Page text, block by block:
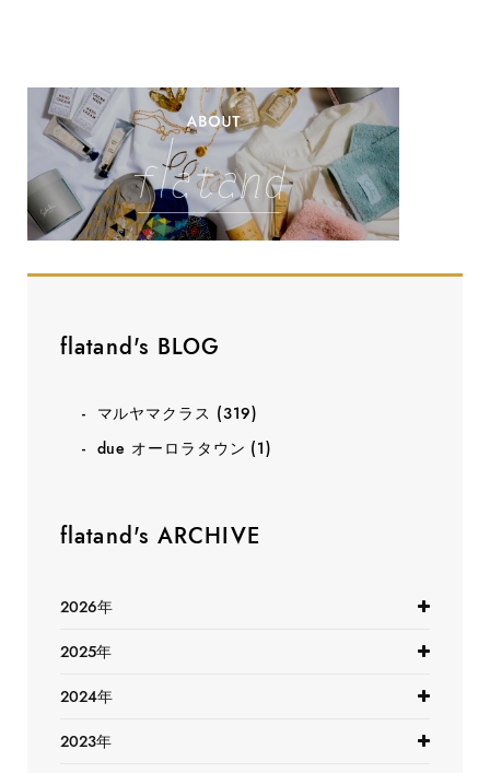
flatand's BLOG
マルヤマクラス (319)
due オーロラタウン (1)
flatand's ARCHIVE
2026年
2025年
2024年
2023年